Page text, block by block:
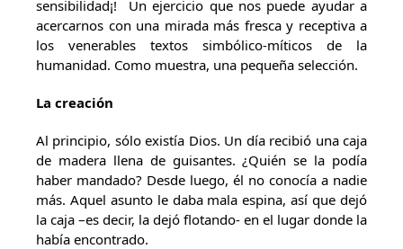
sensibilidad¡! Un ejercicio que nos puede ayudar a
acercarnos con una mirada más fresca y receptiva a
los venerables textos simbólico-míticos de la
humanidad. Como muestra, una pequeña selección.
La creación
Al principio, sólo existía Dios. Un día recibió una caja
de madera llena de guisantes. ¿Quién se la podía
haber mandado? Desde luego, él no conocía a nadie
más. Aquel asunto le daba mala espina, así que dejó
la caja –es decir, la dejó flotando- en el lugar donde la
había encontrado.